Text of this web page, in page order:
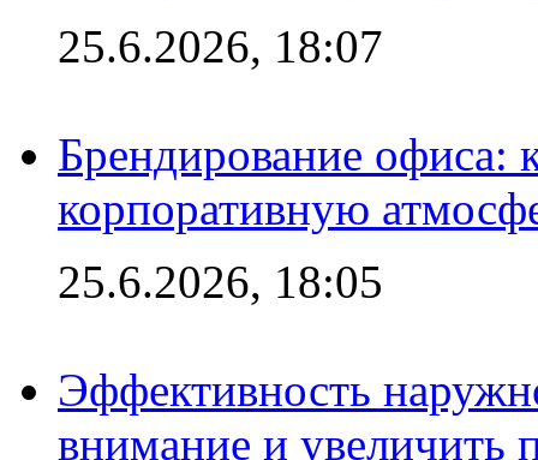
25.6.2026, 18:07
Брендирование офиса:
корпоративную
25.6.2026, 18:05
Эффективность
внимание и увеличить